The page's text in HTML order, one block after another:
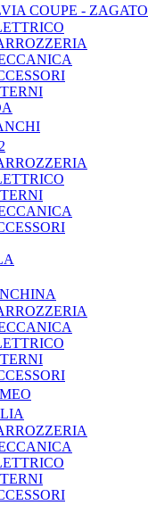
COUPE - ZAGATO